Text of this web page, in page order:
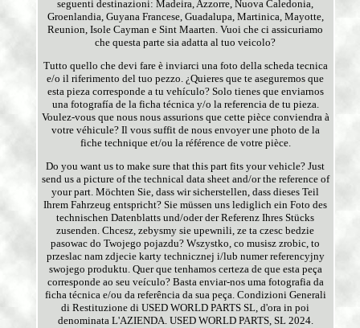
seguenti destinazioni: Madeira, Azzorre, Nuova Caledonia,
Groenlandia, Guyana Francese, Guadalupa, Martinica, Mayotte,
Reunion, Isole Cayman e Sint Maarten. Vuoi che ci assicuriamo
che questa parte sia adatta al tuo veicolo?
Tutto quello che devi fare è inviarci una foto della scheda tecnica
e/o il riferimento del tuo pezzo. ¿Quieres que te aseguremos que
esta pieza corresponde a tu vehículo? Solo tienes que enviarnos
una fotografía de la ficha técnica y/o la referencia de tu pieza.
Voulez-vous que nous nous assurions que cette pièce conviendra à
votre véhicule? Il vous suffit de nous envoyer une photo de la
fiche technique et/ou la référence de votre pièce.
Do you want us to make sure that this part fits your vehicle? Just
send us a picture of the technical data sheet and/or the reference of
your part. Möchten Sie, dass wir sicherstellen, dass dieses Teil
Ihrem Fahrzeug entspricht? Sie müssen uns lediglich ein Foto des
technischen Datenblatts und/oder der Referenz Ihres Stücks
zusenden. Chcesz, zebysmy sie upewnili, ze ta czesc bedzie
pasowac do Twojego pojazdu? Wszystko, co musisz zrobic, to
przeslac nam zdjecie karty technicznej i/lub numer referencyjny
swojego produktu. Quer que tenhamos certeza de que esta peça
corresponde ao seu veículo? Basta enviar-nos uma fotografia da
ficha técnica e/ou da referência da sua peça. Condizioni Generali
di Restituzione di USED WORLD PARTS SL, d'ora in poi
denominata L'AZIENDA. USED WORLD PARTS, SL 2024.